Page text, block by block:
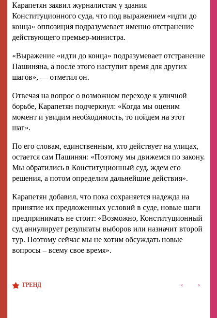
Карапетян заявил журналистам у здания
Конституционного суда, что под выражением «идти до
конца» оппозиция подразумевает именно отстранение
действующего премьер-министра.
«Выражение «идти до конца» подразумевает отстранение
Пашиняна, а после этого наступит время для других
шагов», — отметил он.
Отвечая на вопрос о возможном переходе к уличной
борьбе, Карапетян подчеркнул: «Когда мы оценим
момент и увидим необходимость, то пойдем на этот
шаг».
По его словам, единственным, кто действует на улицах,
остается сам Пашинян: «Поэтому мы движемся по закону.
Мы обратились в Конституционный суд, ждем его
решения, а потом определим дальнейшие действия».
Карапетян добавил, что пока сохраняется надежда на
принятие их предложенных условий в суде, новые шаги
предпринимать не стоит: «Возможно, Конституционный
суд аннулирует результаты выборов или назначит второй
тур. Поэтому сейчас мы не хотим обсуждать новые
вопросы – всему свое время».
ТРЕНД ‹ ›